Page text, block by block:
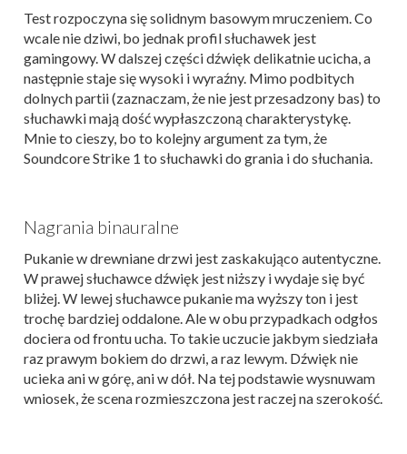
Test rozpoczyna się solidnym basowym mruczeniem. Co
wcale nie dziwi, bo jednak profil słuchawek jest
gamingowy. W dalszej części dźwięk delikatnie ucicha, a
następnie staje się wysoki i wyraźny. Mimo podbitych
dolnych partii (zaznaczam, że nie jest przesadzony bas) to
słuchawki mają dość wypłaszczoną charakterystykę.
Mnie to cieszy, bo to kolejny argument za tym, że
Soundcore Strike 1 to słuchawki do grania i do słuchania.
Nagrania binauralne
Pukanie w drewniane drzwi jest zaskakująco autentyczne.
W prawej słuchawce dźwięk jest niższy i wydaje się być
bliżej. W lewej słuchawce pukanie ma wyższy ton i jest
trochę bardziej oddalone. Ale w obu przypadkach odgłos
dociera od frontu ucha. To takie uczucie jakbym siedziała
raz prawym bokiem do drzwi, a raz lewym. Dźwięk nie
ucieka ani w górę, ani w dół. Na tej podstawie wysnuwam
wniosek, że scena rozmieszczona jest raczej na szerokość.